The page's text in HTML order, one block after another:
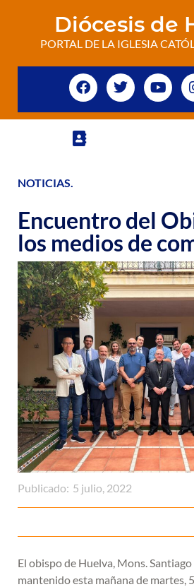
Diócesis de
PORTAL DE LA IGLESIA
NOTICIAS.
Encuentro del
los medios de
Publicado: 5 julio, 2022
El obispo de Huelva, Mons. Santiago
mantenido esta mañana de martes,